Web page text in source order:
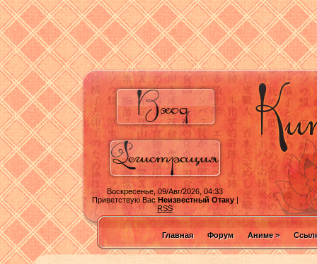
Воскресенье, 09/Авг/2026, 04:33
Приветствую ВасНеизвестный Отаку|
RSS
Главная Форум Аниме >